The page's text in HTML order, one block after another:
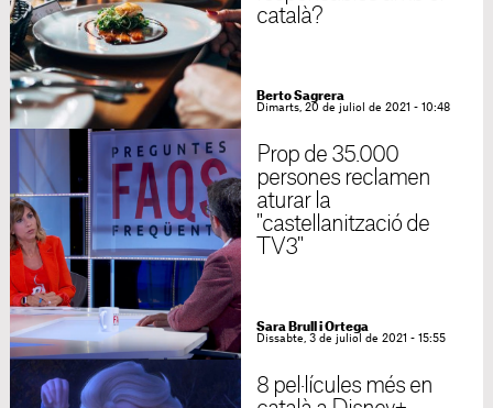
català?
Berto Sagrera
Dimarts, 20 de juliol de 2021 - 10:48
Prop de 35.000
persones reclamen
aturar la
"castellanització de
TV3"
Sara Brull i Ortega
Dissabte, 3 de juliol de 2021 - 15:55
8 pel·lícules més en